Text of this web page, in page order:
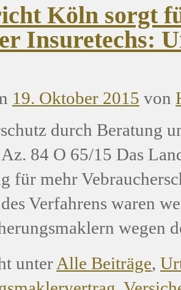
Köln sorgt
Insuretechs:
19. Oktober 2015 von
durch Beratung
84 O 65/15 Das
für mehr
Verfahrens waren
wegen
unter Alle Beiträge,